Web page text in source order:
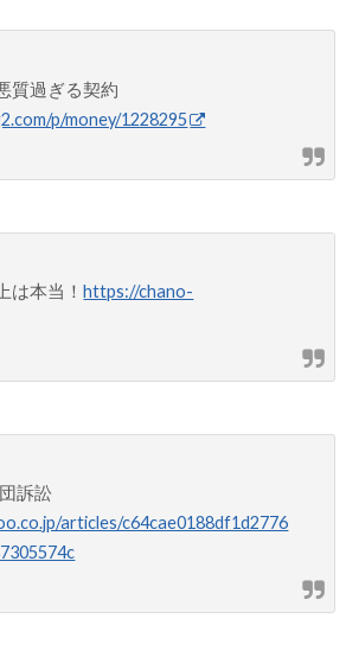
質過ぎる契約
p/money/1228295
は本当！https://chano-
訴訟
articles/c64cae0188df1d2776